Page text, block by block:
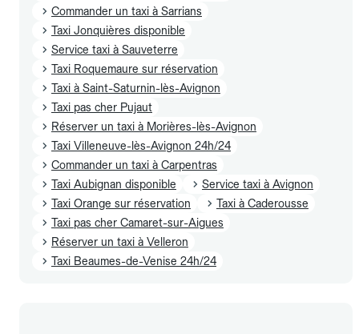
Commander un taxi à Sarrians
Taxi Jonquières disponible
Service taxi à Sauveterre
Taxi Roquemaure sur réservation
Taxi à Saint-Saturnin-lès-Avignon
Taxi pas cher Pujaut
Réserver un taxi à Morières-lès-Avignon
Taxi Villeneuve-lès-Avignon 24h/24
Commander un taxi à Carpentras
Taxi Aubignan disponible
Service taxi à Avignon
Taxi Orange sur réservation
Taxi à Caderousse
Taxi pas cher Camaret-sur-Aigues
Réserver un taxi à Velleron
Taxi Beaumes-de-Venise 24h/24